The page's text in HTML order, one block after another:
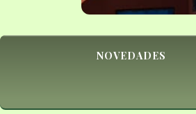
NOVEDADES